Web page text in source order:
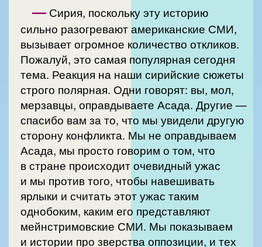
— Сирия, поскольку эту историю
сильно разогревают американские СМИ,
вызывает огромное количество откликов.
Пожалуй, это самая популярная сегодня
тема. Реакция на наши сирийские сюжеты
строго полярная. Одни говорят: вы, мол,
мерзавцы, оправдываете Асада. Другие —
спасибо вам за то, что мы увидели другую
сторону конфликта. Мы не оправдываем
Асада, мы просто говорим о том, что
в стране происходит очевидный ужас
и мы против того, чтобы навешивать
ярлыки и считать этот ужас таким
однобоким, каким его представляют
мейнстримовские СМИ. Мы показываем
и истории про зверства оппозиции, и тех